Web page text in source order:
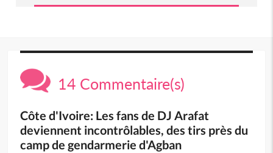
14 Commentaire(s)
Côte d'Ivoire: Les fans de DJ Arafat
deviennent incontrôlables, des tirs près du
camp de gendarmerie d'Agban